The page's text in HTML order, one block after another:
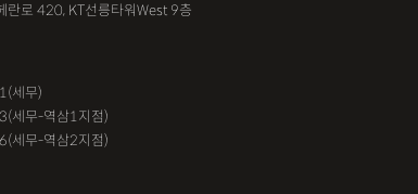
란로 420, KT선릉타워West 9층
세무)
무-역삼1지점)
무-역삼2지점)